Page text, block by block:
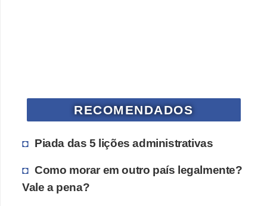
RECOMENDADOS
Piada das 5 lições administrativas
Como morar em outro país legalmente?
Vale a pena?